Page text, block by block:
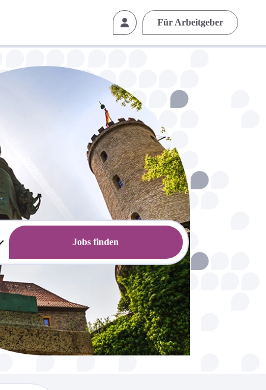
Für Arbeitgeber
Jobs finden